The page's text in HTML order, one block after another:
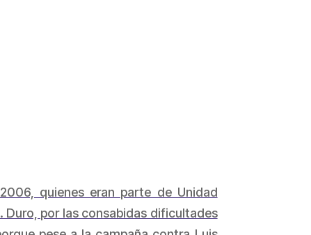
quienes eran parte de Unidad
por las consabidas dificultades